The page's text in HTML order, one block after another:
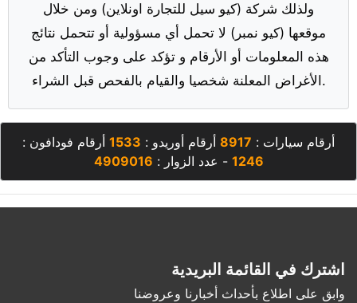
ولذلك شركة (كيو سيل للتجارة اونلاين) ومن خلال
موقعها (كيو نمبر) لا تحمل أي مسؤولية أو تتحمل نتائج
هذه المعلومات أو الأرقام و تؤكد على وجوب التأكد من
الأغراض المعلنة شخصيا والقيام بالفحص قبل الشراء.
أرقام سيارات : 8917 أرقام أوريدو : 1533 أرقام فودافون :
1246 - عدد الزوار : 4909016
اشترك في القائمة البريدية
وابق على اطلاع بأحداث أخبارنا وعروضنا